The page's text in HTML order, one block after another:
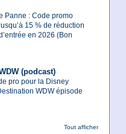
Panne : Code promo
15 % de réduction
en 2026 (Bon
(podcast)
pro pour la Disney
WDW épisode
Tout afficher